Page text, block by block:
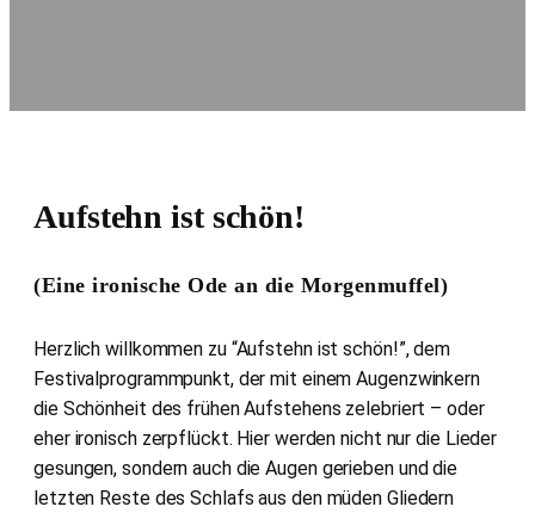
Aufstehn ist schön!
(Eine ironische Ode an die Morgenmuffel)
Herzlich willkommen zu “Aufstehn ist schön!”, dem
Festivalprogrammpunkt, der mit einem Augenzwinkern
die Schönheit des frühen Aufstehens zelebriert – oder
eher ironisch zerpflückt. Hier werden nicht nur die Lieder
gesungen, sondern auch die Augen gerieben und die
letzten Reste des Schlafs aus den müden Gliedern